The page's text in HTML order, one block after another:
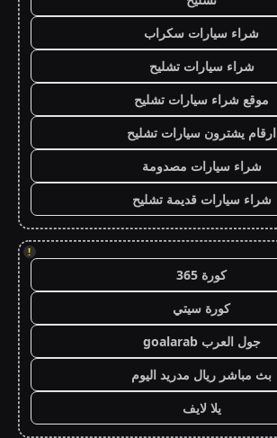
شراء سيارات سكراب
شراء سيارات تشليح
موقع شراء سيارات تشليح
ارقام يشترون سيارات تشليح
شراء سيارات مصدومة
شراء سيارات قديمة تشليح
!
كورة 365
كورة سيتي
جول العرب goalarab
بث مباشر ريال مدريد اليوم
يلا لايف